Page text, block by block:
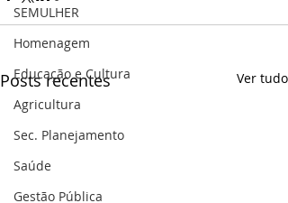
SEMULHER
Homenagem
Educação e Cultura
Agricultura
Sec. Planejamento
Saúde
Gestão Pública
Posts recentes Ver tudo